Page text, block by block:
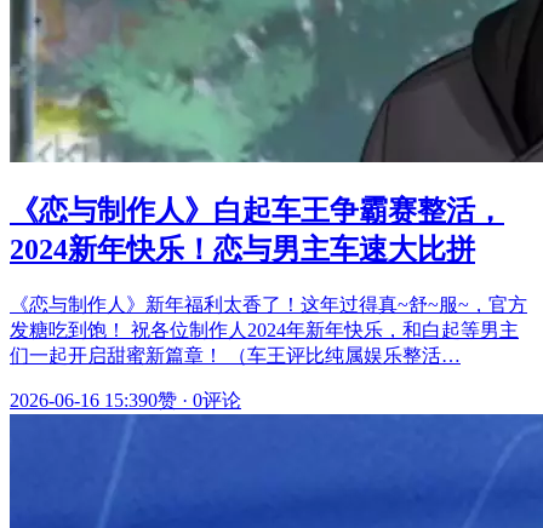
《恋与制作人》白起车王争霸赛整活，
2024新年快乐！恋与男主车速大比拼
《恋与制作人》新年福利太香了！这年过得真~舒~服~，官方
发糖吃到饱！ 祝各位制作人2024年新年快乐，和白起等男主
们一起开启甜蜜新篇章！ （车王评比纯属娱乐整活…
2026-06-16 15:390赞 · 0评论